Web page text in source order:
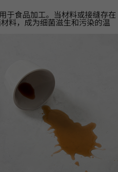
于食品加工。当材料或接缝存在
料，成为细菌滋生和污染的温